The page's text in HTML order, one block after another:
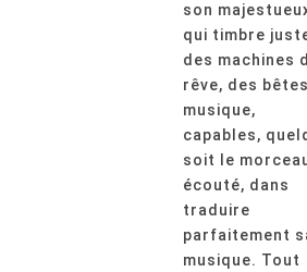
son
qui timbre
des machines
rêve, des
musique,
capables,
soit le
écouté, dans
traduire
parfaitement
musique. Tout